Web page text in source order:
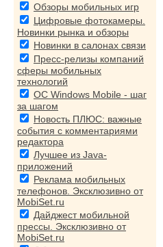
Обзоры мобильных игр
Цифровые фотокамеры.
Новинки рынка и обзоры
Новинки в салонах связи
Пресс-релизы компаний
сферы мобильных
технологий
ОС Windows Mobile - шаг
за шагом
Новость ПЛЮС: важные
события с комментариями
редактора
Лучшее из Java-
приложений
Реклама мобильных
телефонов. Эксклюзивно от
MobiSet.ru
Дайджест мобильной
прессы. Эксклюзивно от
MobiSet.ru